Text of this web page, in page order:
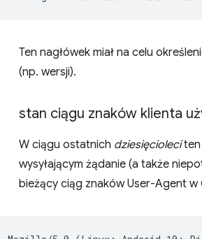
Ten nagłówek miał na celu
(np. wersji).
stan ciągu znaków klienta
W ciągu ostatnich dziesięcioleciten
wysyłającym żądanie (a także
bieżący ciąg znaków User-Agent w